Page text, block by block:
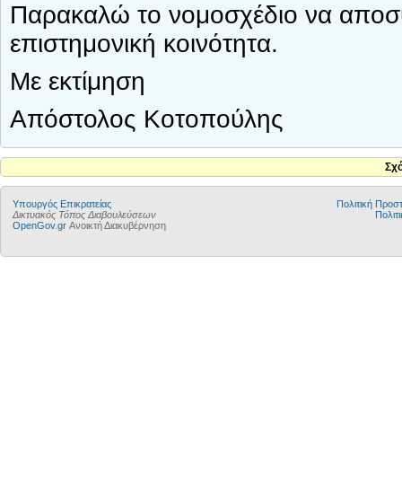
Παρακαλώ το νομοσχέδιο να
επιστημονική κοινότητα.
Με εκτίμηση
Απόστολος Κοτοπούλης
Υπουργός Επικρατείας
Δικτυακός Τόπος Διαβουλεύσεων
OpenGov.gr Ανοικτή Διακυβέρνηση
Πολιτική